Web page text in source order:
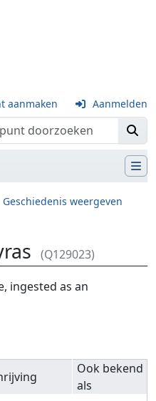
aanmaken Aanmelden
Geschiedenis weergeven
(Q129023)
ingested as an
Ook bekend
als